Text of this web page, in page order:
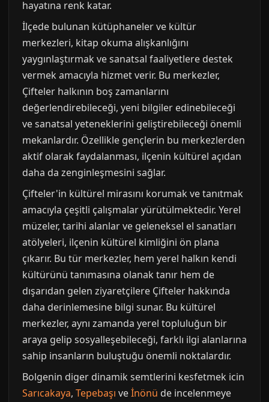
hayatına renk katar.
İlçede bulunan kütüphaneler ve kültür
merkezleri, kitap okuma alışkanlığını
yaygınlaştırmak ve sanatsal faaliyetlere destek
vermek amacıyla hizmet verir. Bu merkezler,
Çifteler halkının boş zamanlarını
değerlendirebileceği, yeni bilgiler edinebileceği
ve sanatsal yeteneklerini geliştirebileceği önemli
mekanlardır. Özellikle gençlerin bu merkezlerden
aktif olarak faydalanması, ilçenin kültürel açıdan
daha da zenginleşmesini sağlar.
Çifteler'in kültürel mirasını korumak ve tanıtmak
amacıyla çeşitli çalışmalar yürütülmektedir. Yerel
müzeler, tarihi alanlar ve geleneksel el sanatları
atölyeleri, ilçenin kültürel kimliğini ön plana
çıkarır. Bu tür merkezler, hem yerel halkın kendi
kültürünü tanımasına olanak tanır hem de
dışarıdan gelen ziyaretçilere Çifteler hakkında
daha derinlemesine bilgi sunar. Bu kültürel
merkezler, aynı zamanda yerel topluluğun bir
araya gelip sosyalleşebileceği, farklı ilgi alanlarına
sahip insanların buluştuğu önemli noktalardır.
Bolgenin diger dinamik semtlerini kesfetmek icin
Sarıcakaya, Tepebaşı veİnönü de incelenmeye